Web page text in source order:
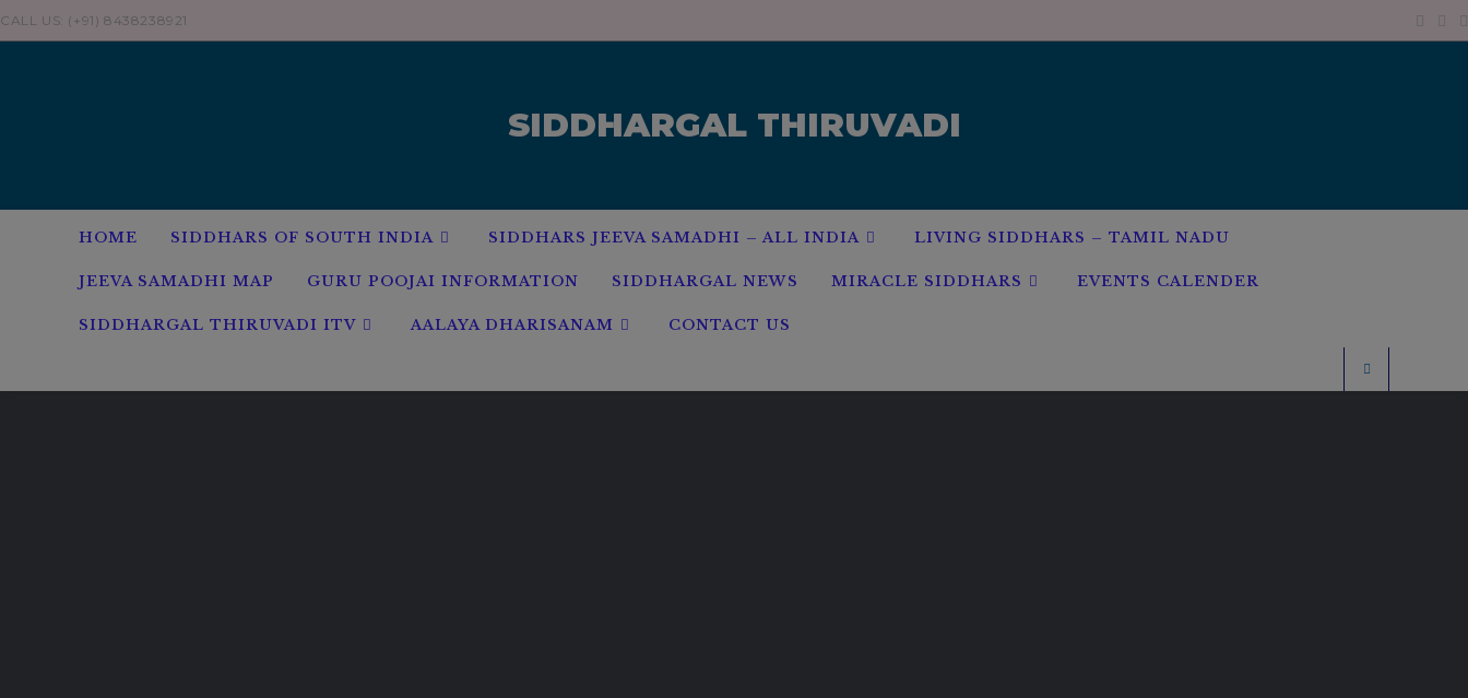
Skip
to
CALL US: (+91) 8438238921
SIDDHARGAL THIRUVADI
HOME SIDDHARS OF SOUTH INDIA SIDDHARS JEEVA SAMADHI – ALL INDIA LIVING SIDDHARS – TAMIL NADU
JEEVA SAMADHI MAP GURU POOJAI INFORMATION SIDDHARGAL NEWS MIRACLE SIDDHARS EVENTS CALENDER
SIDDHARGAL THIRUVADI ITV AALAYA DHARISANAM CONTACT US